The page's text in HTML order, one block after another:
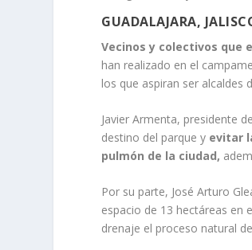
GUADALAJARA,
Vecinos y colectivos que
han realizado en el
los que aspiran ser alcaldes
Javier Armenta, presidente
destino del parque y evitar
pulmón de la ciudad,
Por su parte, José Arturo
espacio de 13 hectáreas en
drenaje el proceso natural